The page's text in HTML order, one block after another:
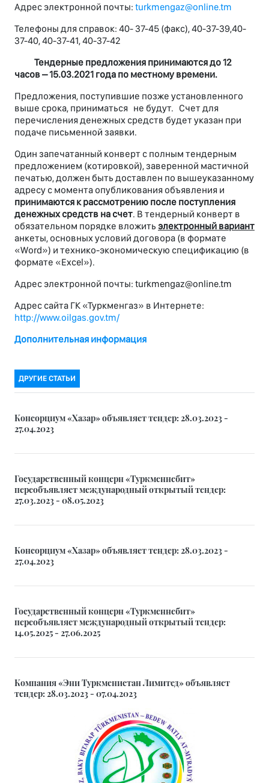
Адрес электронной почты: turkmengaz@online.tm
Телефоны для справок: 40- 37-45 (факс), 40-37-39,40-
37-40, 40-37-41, 40-37-42
Тендерные предложения принимаются до 12
часов – 15.03.2021 года по местному времени.
Предложения, поступившие позже установленного
выше срока, приниматься не будут. Счет для
перечисления денежных средств будет указан при
подаче письменной заявки.
Один запечатанный конверт с полным тендерным
предложением (котировкой), заверенной мастичной
печатью, должен быть доставлен по вышеуказанному
адресу с момента опубликования объявления и
принимаются к рассмотрению после поступления
денежных средств на счет. В тендерный конверт в
обязательном порядке вложить электронный вариант
анкеты, основных условий договора (в формате
«Word») и технико-экономическую спецификацию (в
формате «Excel»).
Адрес электронной почты: turkmengaz@online.tm
Адрес сайта ГК «Туркменгаз» в Интернете:
http://www.oilgas.gov.tm/
Дополнительная информация
ДРУГИЕ СТАТЬИ
Консорциум «Хазар» объявляет тендер: 28.03.2023 -
27.04.2023
Государственный концерн «Туркменнебит»
переобъявляет международный открытый тендер:
27.03.2023 - 08.05.2023
Консорциум «Хазар» объявляет тендер: 28.03.2023 -
27.04.2023
Государственный концерн «Туркменнебит»
переобъявляет международный открытый тендер:
14.05.2025 - 27.06.2025
Компания «Эни Туркменистан Лимитед» объявляет
тендер: 28.03.2023 - 07.04.2023